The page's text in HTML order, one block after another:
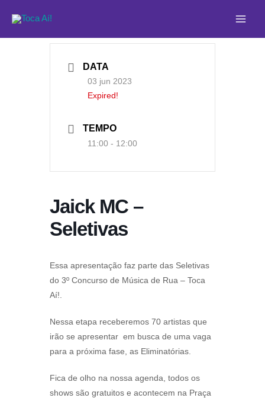
para
DATA
03 jun 2023
Expired!
TEMPO
11:00 - 12:00
Jaick MC –
Seletivas
Essa apresentação faz parte das Seletivas
do 3º Concurso de Música de Rua – Toca
Aí!.
Nessa etapa receberemos 70 artistas que
irão se apresentar em busca de uma vaga
para a próxima fase, as Eliminatórias.
Fica de olho na nossa agenda, todos os
shows são gratuitos e acontecem na Praça